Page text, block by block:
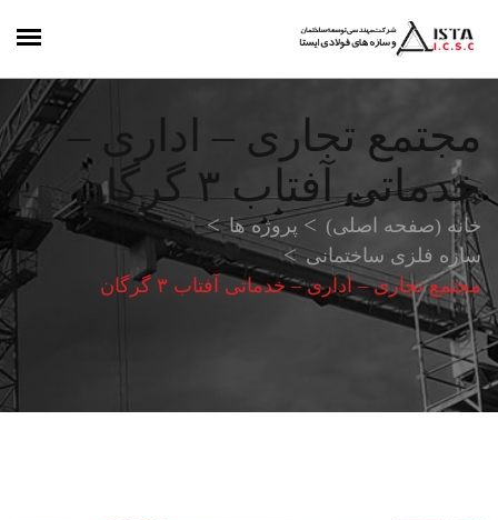
مجتمع تجاری – اداری –
خدماتی آفتاب ۳ گرگان
خانه (صفحه اصلی)
پروژه ها
سازه فلزی ساختمانی
مجتمع تجاری – اداری – خدماتی آفتاب ۳ گرگان